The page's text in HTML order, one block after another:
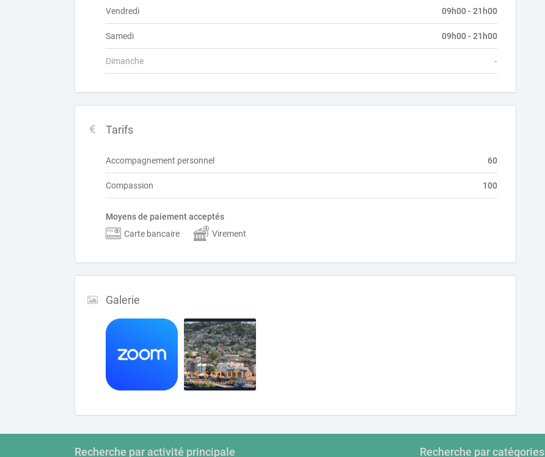
Vendredi 09h00 - 21h00
Samedi 09h00 - 21h00
Dimanche -
Tarifs
Accompagnement personnel 60
Compassion 100
Moyens de paiement acceptés
Carte bancaire
Virement
Galerie
Recherche par activité principale Recherche par catégories